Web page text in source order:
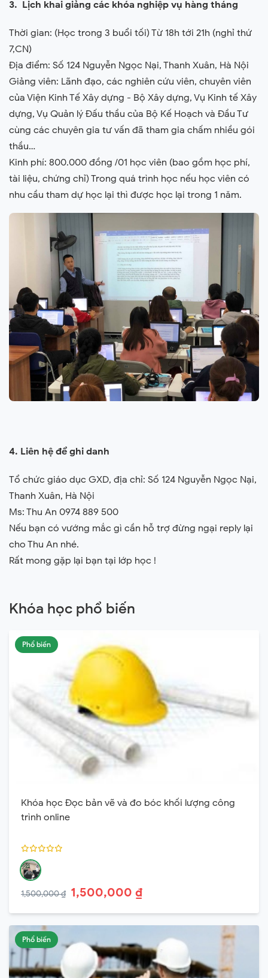
3. Lịch khai giảng các khóa nghiệp vụ hàng tháng
Thời gian: (Học trong 3 buổi tối) Từ 18h tới 21h (nghỉ thứ
7,CN)
Địa điểm: Số 124 Nguyễn Ngọc Nại, Thanh Xuân, Hà Nội
Giảng viên: Lãnh đạo, các nghiên cứu viên, chuyên viên
của Viện Kinh Tế Xây dựng - Bộ Xây dựng, Vụ Kinh tế Xây
dựng, Vụ Quản lý Đấu thầu của Bộ Kế Hoạch và Đầu Tư
cùng các chuyên gia tư vấn đã tham gia chấm nhiều gói
thầu…
Kinh phí: 800.000 đồng /01 học viên (bao gồm học phí,
tài liệu, chứng chỉ) Trong quá trình học nếu học viên có
nhu cầu tham dự học lại thì được học lại trong 1 năm.
4. Liên hệ để ghi danh
Tổ chức giáo dục GXD, địa chỉ: Số 124 Nguyễn Ngọc Nại,
Thanh Xuân, Hà Nội
Ms: Thu An 0974 889 500
Nếu bạn có vướng mắc gì cần hỗ trợ đừng ngại reply lại
cho Thu An nhé.
Rất mong gặp lại bạn tại lớp học !
Khóa học phổ biến
Phổ biến
Khóa học Đọc bản vẽ và đo bóc khối lượng công
trình online
1,500,000 ₫ 1,500,000 ₫
Phổ biến